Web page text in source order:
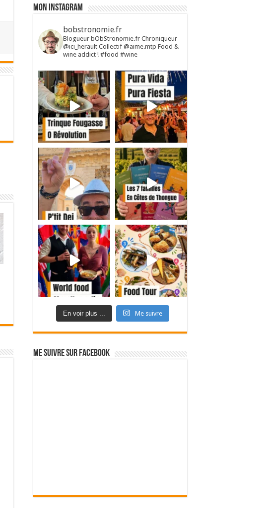
Mon Instagram
bobstronomie.fr
Blogueur bObStronomie.fr Chroniqueur
@ici_herault Collectif @aime.mtp Food &
wine addict ! #food #wine
En voir plus ... Me suivre
Me suivre sur Facebook